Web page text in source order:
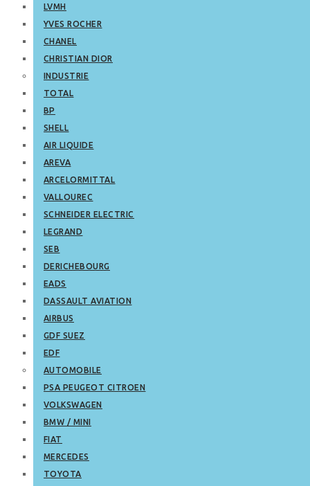
LVMH
YVES ROCHER
CHANEL
CHRISTIAN DIOR
INDUSTRIE
TOTAL
BP
SHELL
AIR LIQUIDE
AREVA
ARCELORMITTAL
VALLOUREC
SCHNEIDER ELECTRIC
LEGRAND
SEB
DERICHEBOURG
EADS
DASSAULT AVIATION
AIRBUS
GDF SUEZ
EDF
AUTOMOBILE
PSA PEUGEOT CITROEN
VOLKSWAGEN
BMW / MINI
FIAT
MERCEDES
TOYOTA